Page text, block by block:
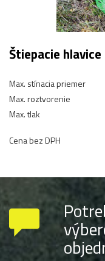
Štiepacie hlavice
Max. stínacia priemer
Max. roztvorenie
Max. tlak
Cena bez DPH